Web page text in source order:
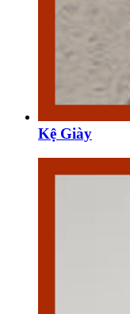
Kệ Giày